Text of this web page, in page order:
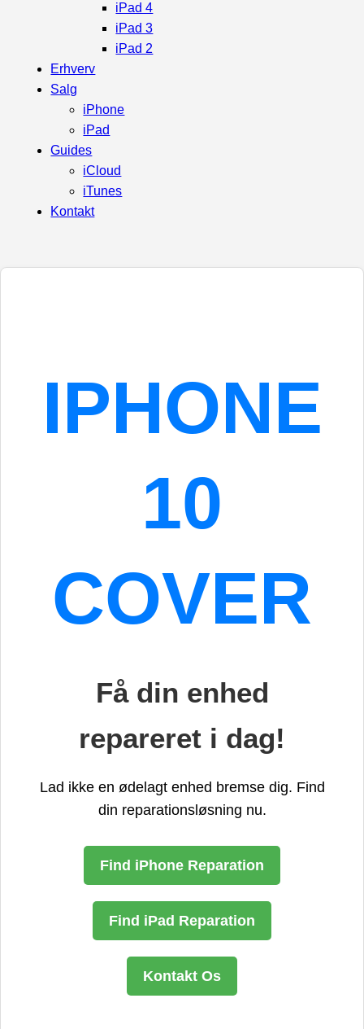
iPad 4
iPad 3
iPad 2
Erhverv
Salg
iPhone
iPad
Guides
iCloud
iTunes
Kontakt
IPHONE
10
COVER
Få din enhed
repareret i dag!
Lad ikke en ødelagt enhed bremse dig. Find
din reparationsløsning nu.
Find iPhone Reparation
Find iPad Reparation
Kontakt Os